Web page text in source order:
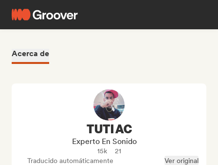
Acerca de
TUTI AC
Experto En Sonido
15k
21
Traducido automáticamente
Ver original